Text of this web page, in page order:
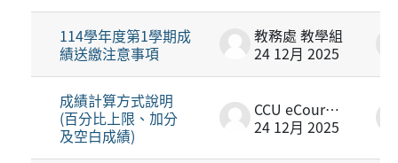
114學年度第1學期成
績送繳注意事項
教務處 教學組
24 12月 2025
成績計算方式說明
(百分比上限、加分
及空白成績)
CCU eCourse2
24 12月 2025